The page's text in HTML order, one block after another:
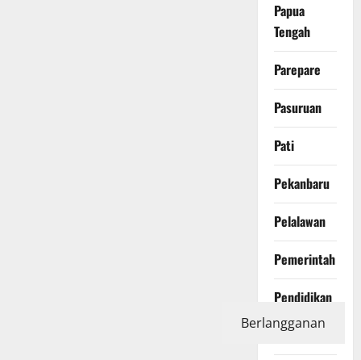
Papua
Tengah
Parepare
Pasuruan
Pati
Pekanbaru
Pelalawan
Pemerintah
Pendidikan
Peristiwa
Berlangganan